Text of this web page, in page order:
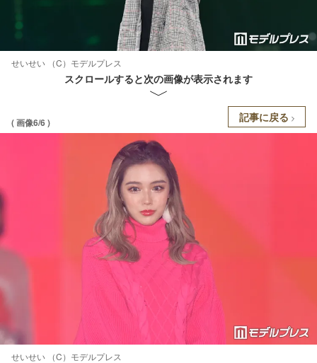
せいせい （C）モデルプレス
スクロールすると次の画像が表示されます
( 画像6/6 ) 記事に戻る
せいせい （C）モデルプレス